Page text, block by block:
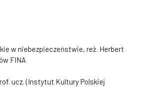
w niebezpieczeństwie, reż. Herbert
FINA
ucz. (Instytut Kultury Polskiej